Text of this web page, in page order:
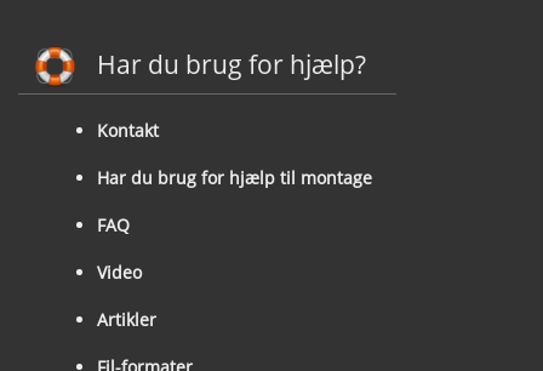
Har du brug for hjælp?
Kontakt
Har du brug for hjælp til montage
FAQ
Video
Artikler